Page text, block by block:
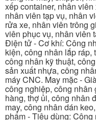
xếp container, nhân
nhân viên tạp vụ, nhân
rửa xe, nhân viên trông
viên phục vụ, nhân viên
Điện tử - Cơ khí: Công
kiện, công nhân lắp ráp,
công nhân kỹ thuật,
sản xuất nhựa, công
máy CNC. May mặc -
công nghiệp, công nhân
hàng, thợ ủi, công nhân
may, công nhân dán
phẩm - Tiêu dùng: